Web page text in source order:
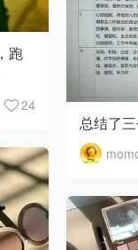
跑
24
总结了